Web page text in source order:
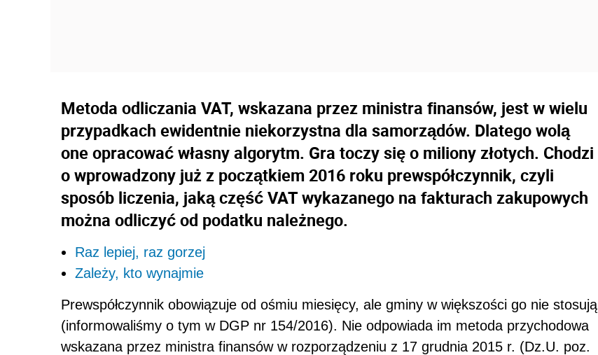
Metoda odliczania VAT, wskazana przez ministra finansów, jest w wielu
przypadkach ewidentnie niekorzystna dla samorządów. Dlatego wolą
one opracować własny algorytm. Gra toczy się o miliony złotych. Chodzi
o wprowadzony już z początkiem 2016 roku prewspółczynnik, czyli
sposób liczenia, jaką część VAT wykazanego na fakturach zakupowych
można odliczyć od podatku należnego.
Raz lepiej, raz gorzej
Zależy, kto wynajmie
Prewspółczynnik obowiązuje od ośmiu miesięcy, ale gminy w większości go nie stosują
(informowaliśmy o tym w DGP nr 154/2016). Nie odpowiada im metoda przychodowa
wskazana przez ministra finansów w rozporządzeniu z 17 grudnia 2015 r. (Dz.U. poz.